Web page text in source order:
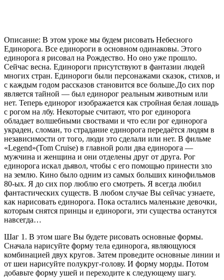
Описание: В этом уроке мы будем рисовать Небесного
Единорога. Все единороги в основном одинаковы. Этого
единорога я рисовал на Рождество. Но оно уже прошло.
Сейчас весна. Единороги присутствуют в фантазии людей
многих стран. Единороги были персонажами сказок, стихов, и
с каждым годом рассказов становится все больше.До сих пор
является тайной — был единорог реальным животным или
нет. Теперь единорог изображается как стройная белая лошадь
с рогом на лбу. Некоторые считают, что рог единорога
обладает волшебными своствами и что если рог единорога
украден, сломан, то страдание единорога передаётся людям в
независимости от того, люди это сделали или нет. В фильме
«Legend»(Tom Cruise) в главной роли два единорога —
мужчина и женщина и они отделены друг от друга. Рог
единорога искал дьявол, чтобы с его помощью принести зло
на землю. Кино было одним из самых больших кинофильмов
80-ых. Я до сих пор люблю его смотреть. Я всегда любил
фантастических существ. В любом случае Вы сейчас узнаете,
как нарисовать единорога. Пока остались маленькие девочки,
которым снятся принцы и единороги, эти существа останутся
навсегда…
Шаг 1. В этом шаге Вы будете рисовать основные формы.
Сначала нарисуйте форму тела единорога, являющуюся
комбинацией двух кругов. Затем проведите основные линии и
от шеи нарисуйте полукруг-голову. И форму морды. Потом
добавьте форму ушей и переходите к следующему шагу.